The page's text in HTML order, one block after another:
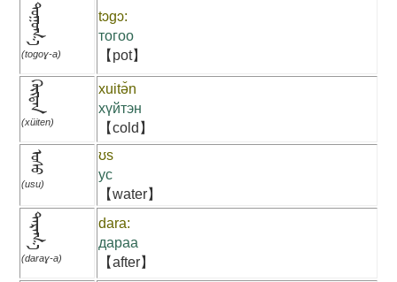
ᠲᠣᠭᠣᠭ᠎ᠠ
(togoɣ-a)
tɔgɔ:
тогоо
【pot】
ᠬᠦᠢᠲᠡᠨ
(xüiten)
xuitə̌n
хүйтэн
【cold】
ᠤᠰᠤ
(usu)
ʊs
ус
【water】
ᠳᠠᠷᠠᠭ᠎ᠠ
(daraɣ-a)
dara:
дараа
【after】